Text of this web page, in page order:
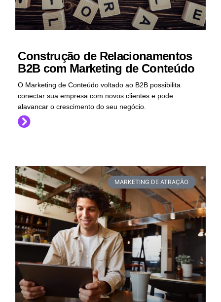
Construção de Relacionamentos
B2B com Marketing de Conteúdo
O Marketing de Conteúdo voltado ao B2B possibilita
conectar sua empresa com novos clientes e pode
alavancar o crescimento do seu negócio.
MARKETING DE ATRAÇÃO